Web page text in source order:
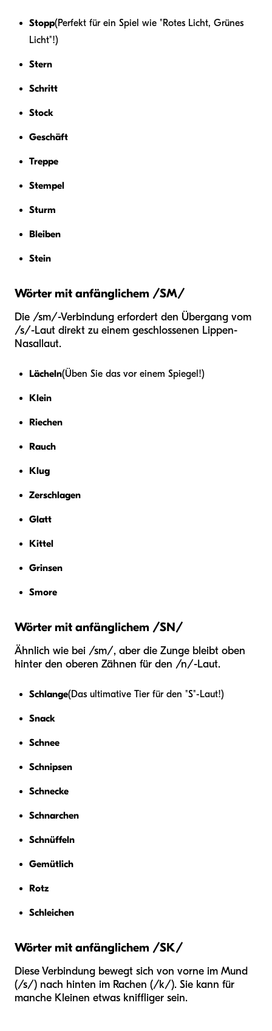
Stopp(Perfekt für ein Spiel wie "Rotes Licht, Grünes
Licht"!)
Stern
Schritt
Stock
Geschäft
Treppe
Stempel
Sturm
Bleiben
Stein
Wörter mit anfänglichem /SM/
Die /sm/-Verbindung erfordert den Übergang vom
/s/-Laut direkt zu einem geschlossenen Lippen-
Nasallaut.
Lächeln(Üben Sie das vor einem Spiegel!)
Klein
Riechen
Rauch
Klug
Zerschlagen
Glatt
Kittel
Grinsen
Smore
Wörter mit anfänglichem /SN/
Ähnlich wie bei /sm/, aber die Zunge bleibt oben
hinter den oberen Zähnen für den /n/-Laut.
Schlange(Das ultimative Tier für den "S"-Laut!)
Snack
Schnee
Schnipsen
Schnecke
Schnarchen
Schnüffeln
Gemütlich
Rotz
Schleichen
Wörter mit anfänglichem /SK/
Diese Verbindung bewegt sich von vorne im Mund
(/s/) nach hinten im Rachen (/k/). Sie kann für
manche Kleinen etwas kniffliger sein.